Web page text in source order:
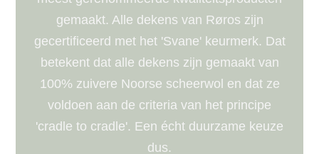
gemaakt. Alle dekens van Røros zijn
gecertificeerd met het 'Svane' keurmerk. Dat
betekent dat alle dekens zijn gemaakt van
100% zuivere Noorse scheerwol en dat ze
voldoen aan de criteria van het principe
'cradle to cradle'. Een écht duurzame keuze
dus.